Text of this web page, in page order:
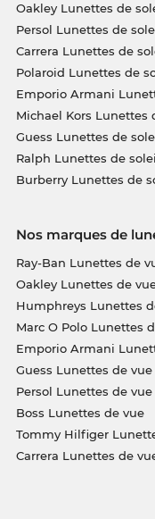
Oakley Lunettes de
Persol Lunettes de
Carrera Lunettes de
Polaroid Lunettes de
Emporio Armani
Michael Kors Lunettes
Guess Lunettes de
Ralph Lunettes de
Burberry Lunettes de
Nos marques de
Ray-Ban Lunettes de
Oakley Lunettes de
Humphreys Lunettes
Marc O Polo Lunettes
Emporio Armani
Guess Lunettes de vue
Persol Lunettes de vue
Boss Lunettes de vue
Tommy Hilfiger
Carrera Lunettes de